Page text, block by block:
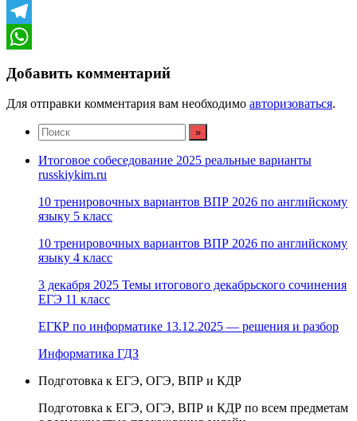
Odnoklassniki
Telegram
Добавить комментарий
Для отправки комментария вам необходимо авторизоваться.
Итоговое собеседование 2025 реальные варианты
russkiykim.ru
10 тренировочных вариантов ВПР 2026 по английскому
языку 5 класс
10 тренировочных вариантов ВПР 2026 по английскому
языку 4 класс
3 декабря 2025 Темы итогового декабрьского сочинения
ЕГЭ 11 класс
ЕГКР по информатике 13.12.2025 — решения и разбор
Информатика ГДЗ
Подготовка к ЕГЭ, ОГЭ, ВПР и КДР
Подготовка к ЕГЭ, ОГЭ, ВПР и КДР по всем предметам